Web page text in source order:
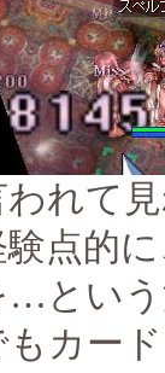
われて
験点的
…とい
もカー